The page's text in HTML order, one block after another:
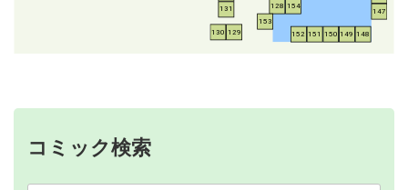
128
129
130
131
147
148
149
150
151
152
153
154
コミック検索